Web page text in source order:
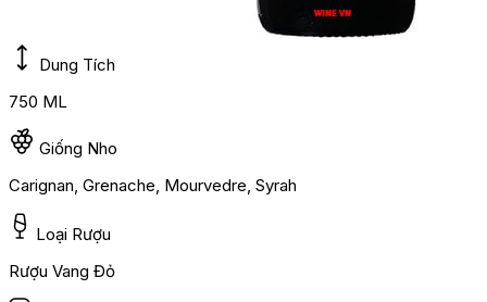
Dung Tích
750 ML
Giống Nho
Carignan, Grenache, Mourvedre, Syrah
Loại Rượu
Rượu Vang Đỏ